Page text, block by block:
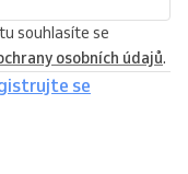
souhlasíte se
osobních údajů.
se